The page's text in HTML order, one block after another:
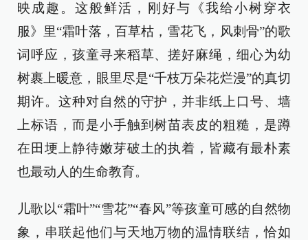
映成趣。这般鲜活，刚好与《我给小树穿衣
服》里“霜叶落，百草枯，雪花飞，风刺骨”的歌
词呼应，孩童寻来稻草、搓好麻绳，细心为幼
树裹上暖意，眼里尽是“千枝万朵花烂漫”的真切
期许。这种对自然的守护，并非纸上口号、墙
上标语，而是小手触到树苗表皮的粗糙，是蹲
在田埂上静待嫩芽破土的执着，皆藏有最朴素
也最动人的生命教育。
儿歌以“霜叶”“雪花”“春风”等孩童可感的自然物
象，串联起他们与天地万物的温情联结，恰如